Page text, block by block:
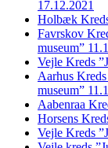
17.12.2021
Holbæk
Favrskov
museum”
Vejle Kreds
Aarhus
museum”
Aabenraa
Horsens
Vejle Kreds